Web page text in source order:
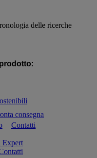
delle ricerche
consegna
Contatti
Expert